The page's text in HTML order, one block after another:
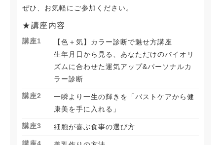
ぜひ、お気軽にご参加ください。
★講座内容
講座1
【色＋気】カラー診断で魅せ方講座
生年月日から見る、あなただけのバイオリ
ズムに合わせた運気アップ&パーソナルカ
ラー診断
講座2
一瞬より一生の輝きを「バストケアから健
康美を手に入れる」
講座3 細胞が喜ぶ食事の選び方